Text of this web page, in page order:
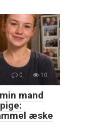
0 10
mand
æske